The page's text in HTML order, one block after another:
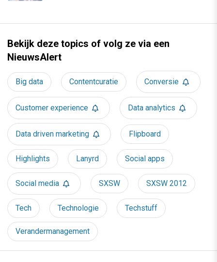
Bekijk deze topics of volg ze via een
NieuwsAlert
Big data Contentcuratie Conversie
Customer experience Data analytics
Data driven marketing Flipboard
Highlights Lanyrd Social apps
Social media SXSW SXSW 2012
Tech Technologie Techstuff
Verandermanagement